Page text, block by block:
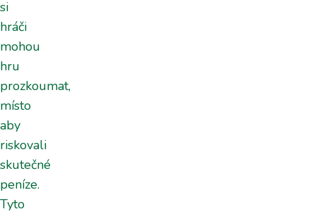
si
hráči
mohou
hru
prozkoumat,
místo
aby
riskovali
skutečné
peníze.
Tyto